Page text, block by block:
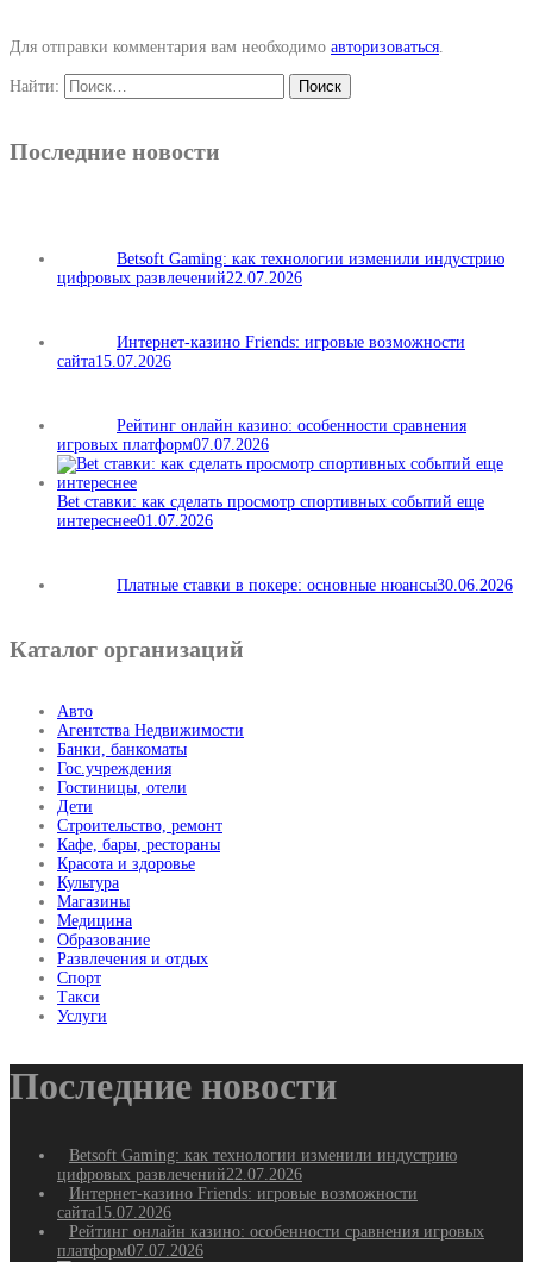
Для отправки комментария вам необходимо авторизоваться
Найти:
Последние новости
Betsoft Gaming: как технологии изменили индустрию
цифровых развлечений22.07.2026
Интернет-казино Friends: игровые возможности
сайта15.07.2026
Рейтинг онлайн казино: особенности сравнения
игровых платформ07.07.2026
Bet ставки: как сделать просмотр спортивных событий еще
интереснее01.07.2026
Платные ставки в покере: основные нюансы30.06.2026
Каталог организаций
Авто
Агентства Недвижимости
Банки, банкоматы
Гос.учреждения
Гостиницы, отели
Дети
Строительство, ремонт
Кафе, бары, рестораны
Красота и здоровье
Культура
Магазины
Медицина
Образование
Развлечения и отдых
Спорт
Такси
Услуги
Последние новости
Betsoft Gaming: как технологии изменили индустрию
цифровых развлечений22.07.2026
Интернет-казино Friends: игровые возможности
сайта15.07.2026
Рейтинг онлайн казино: особенности сравнения игровых
платформ07.07.2026